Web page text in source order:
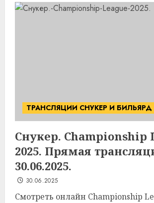
ТРАНСЛЯЦИИ СНУКЕР И БИЛЬЯРД
Снукер. Championship
2025. Прямая
30.06.2025.
30.06.2025
Смотреть онлайн Championship